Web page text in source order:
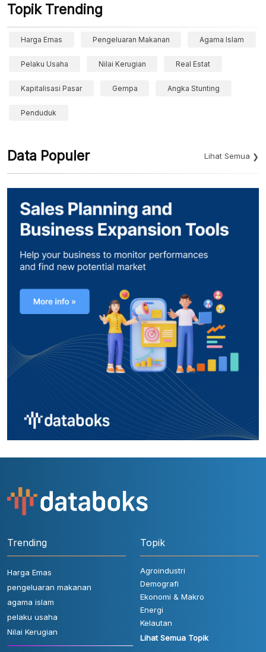
Topik Trending
Harga Emas Pengeluaran Makanan Agama Islam
Pelaku Usaha Nilai Kerugian Real Estat
Kapitalisasi Pasar Gempa Angka Stunting
Penduduk
Data Populer Lihat Semua
Trending
Harga Emas
pengeluaran makanan
agama islam
pelaku usaha
Nilai Kerugian
Topik
Agroindustri
Demografi
Ekonomi & Makro
Energi
Kelautan
Lihat Semua Topik